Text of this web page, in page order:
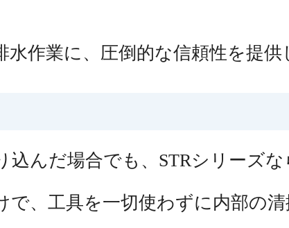
作業に、圧倒的な信頼性を提供
んだ場合でも、STRシリーズな
、工具を一切使わずに内部の清